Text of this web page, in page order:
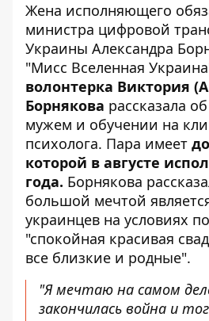
Жена исполняющего
министра цифровой
Украины Александра
"Мисс Вселенная Украина
волонтерка Виктория
Борнякова рассказала
мужем и обучении на
психолога. Пара имеет
которой в августе
года. Борнякова
большой мечтой
украинцев на условиях
"спокойная красивая
все близкие и родные".
"Я мечтаю на самом
закончилась война и